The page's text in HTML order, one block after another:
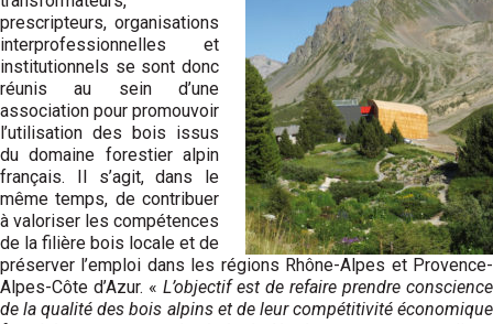
prescripteurs, organisations
interprofessionnelles et
institutionnels se sont donc
réunis au sein d’une
association pour promouvoir
l’utilisation des bois issus
du domaine forestier alpin
français. Il s’agit, dans le
même temps, de contribuer
à valoriser les compétences
de la filière bois locale et de
préserver l’emploi dans les régions Rhône-Alpes et Provence-
Alpes-Côte d’Azur. « L’objectif est de refaire prendre conscience
de la qualité des bois alpins et de leur compétitivité économique